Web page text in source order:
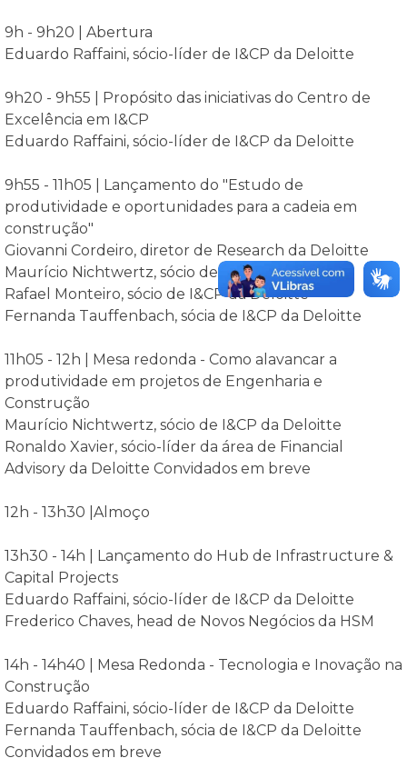
9h - 9h20 | Abertura
Eduardo Raffaini, sócio-líder de I&CP da Deloitte
9h20 - 9h55 | Propósito das iniciativas do Centro de
Excelência em I&CP
Eduardo Raffaini, sócio-líder de I&CP da Deloitte
9h55 - 11h05 | Lançamento do "Estudo de
produtividade e oportunidades para a cadeia em
construção"
Giovanni Cordeiro, diretor de Research da Deloitte
Maurício Nichtwertz, sócio de I&CP da Deloitte
Rafael Monteiro, sócio de I&CP da Deloitte
Fernanda Tauffenbach, sócia de I&CP da Deloitte
11h05 - 12h | Mesa redonda - Como alavancar a
produtividade em projetos de Engenharia e
Construção
Maurício Nichtwertz, sócio de I&CP da Deloitte
Ronaldo Xavier, sócio-líder da área de Financial
Advisory da Deloitte Convidados em breve
12h - 13h30 |Almoço
13h30 - 14h | Lançamento do Hub de Infrastructure &
Capital Projects
Eduardo Raffaini, sócio-líder de I&CP da Deloitte
Frederico Chaves, head de Novos Negócios da HSM
14h - 14h40 | Mesa Redonda - Tecnologia e Inovação na
Construção
Eduardo Raffaini, sócio-líder de I&CP da Deloitte
Fernanda Tauffenbach, sócia de I&CP da Deloitte
Convidados em breve